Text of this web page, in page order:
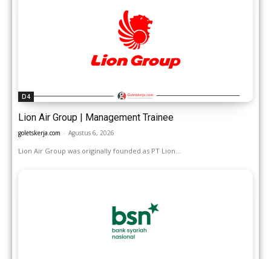
D4
Lion Air Group | Management Trainee
goletskerja.com - Agustus 6, 2026
Lion Air Group was originally founded as PT Lion...